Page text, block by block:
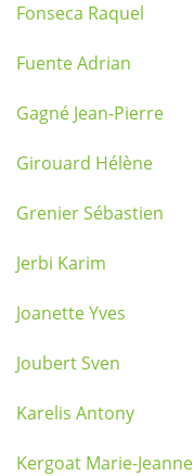
Fonseca Raquel
Fuente Adrian
Gagné Jean-Pierre
Girouard Hélène
Grenier Sébastien
Jerbi Karim
Joanette Yves
Joubert Sven
Karelis Antony
Kergoat Marie-Jeanne